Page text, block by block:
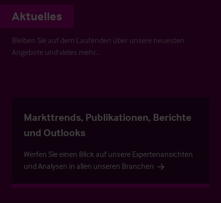
Aktuelles
Bleiben Sie auf dem Laufenden über unsere neuesten
Angebote und vieles mehr…
Markttrends, Publikationen, Berichte
und Outlooks
Werfen Sie einen Blick auf unsere Expertenansichten
und Analysen in allen unseren Branchen